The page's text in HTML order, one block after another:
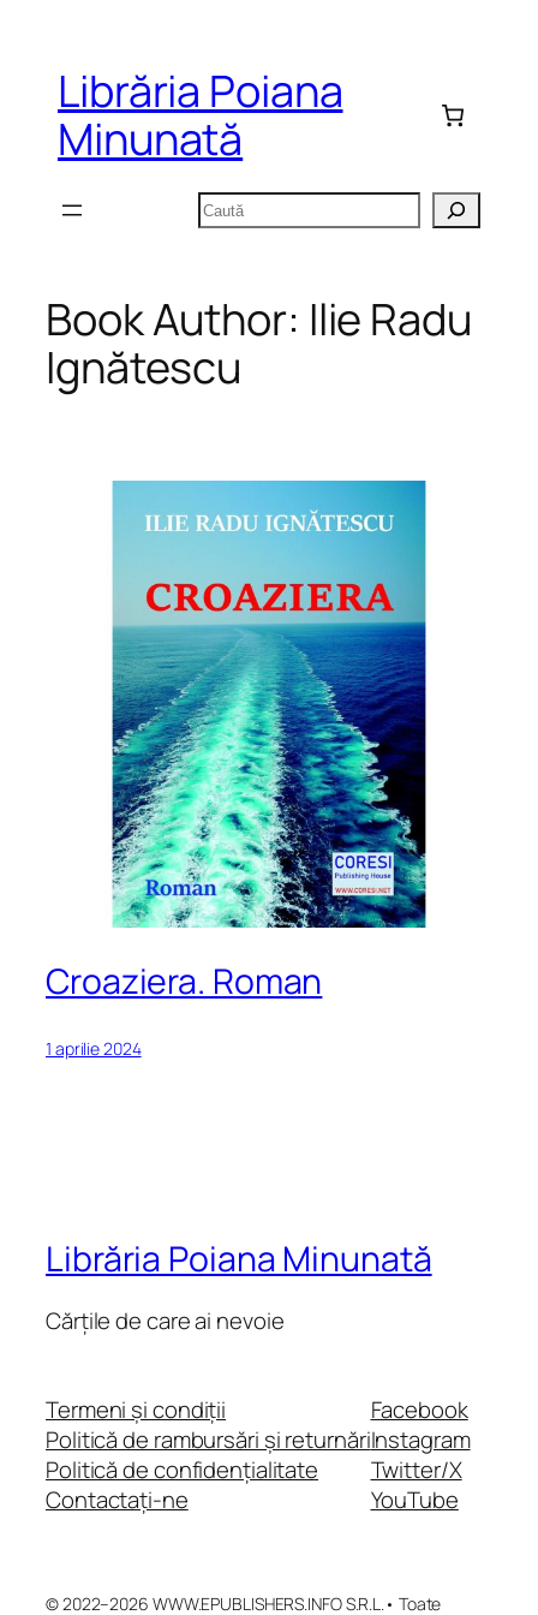
conținutLibrăria Poiana
Minunată
Caută
Book Author: Ilie Radu
Ignătescu
Croaziera. Roman
1 aprilie 2024
Librăria Poiana Minunată
Cărțile de care ai nevoie
Termeni și condiții
Politică de rambursări și returnări
Politică de confidențialitate
Contactați-ne
Facebook
Instagram
Twitter/X
YouTube
© 2022–2026 WWW.EPUBLISHERS.INFO S.R.L.• Toate